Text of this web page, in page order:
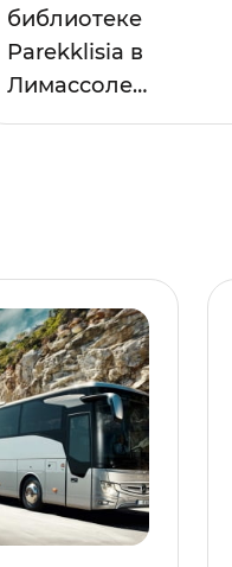
библиотеке
Parekklisia в
Лимассоле…